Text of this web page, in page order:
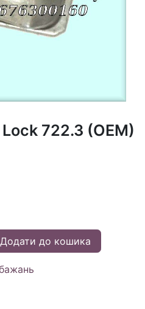
722.3 (OEM)
Додати до кошика